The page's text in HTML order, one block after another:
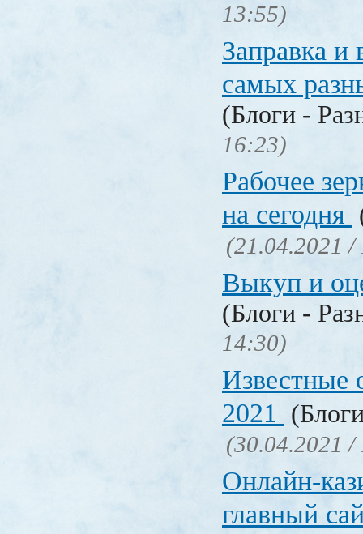
13:55)
Заправка и
самых
(Блоги -
16:23)
Рабочее
на сегодня
(21.04.2021 /
Выкуп и
(Блоги -
14:30)
Известные
2021
(30.04.2021 /
Онлайн-
главный